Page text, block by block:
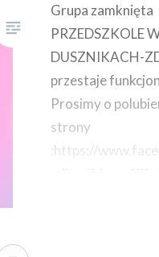
Grupa zamknięta
PRZEDSZKOLE
DUSZNIKACH-
przestaje
Prosimy o
strony
:https://
mibextid=wwXIfr